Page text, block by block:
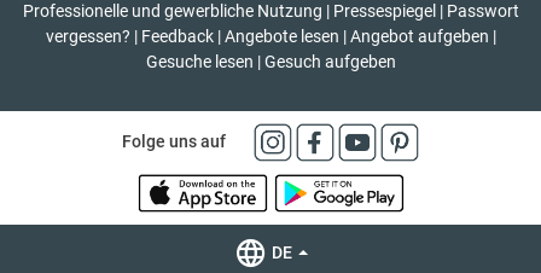
Professionelle und gewerbliche Nutzung | Pressespiegel | Passwort
vergessen? | Feedback | Angebote lesen | Angebot aufgeben |
Gesuche lesen | Gesuch aufgeben
Folge uns auf
DE